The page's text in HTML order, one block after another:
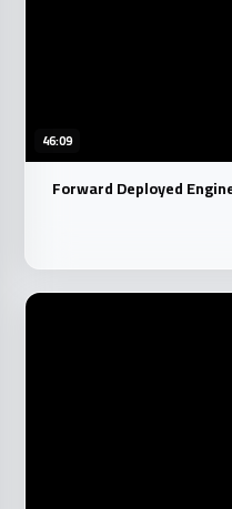
46:09
Forward Deployed